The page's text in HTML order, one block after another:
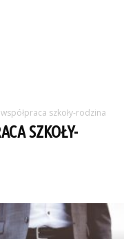
szkoły-rodzina
SZKOŁY-